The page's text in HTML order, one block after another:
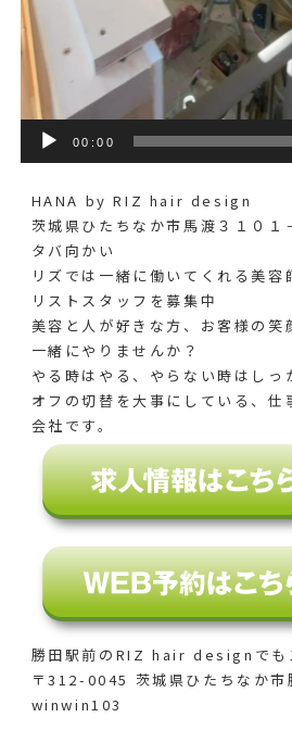
00:00
HANA by RIZ hair design
茨城県ひたちなか市馬渡３１０１
タバ向かい
リズでは一緒に働いてくれる美容
リストスタッフを募集中
美容と人が好きな方、お客様の笑
一緒にやりませんか？
やる時はやる、やらない時はしっ
オフの切替を大事にしている、仕
会社です。
勝田駅前のRIZ hair designでも
〒312-0045 茨城県ひたちなか市
winwin103